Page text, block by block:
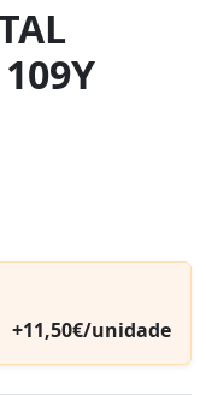
+11,50€/unidade